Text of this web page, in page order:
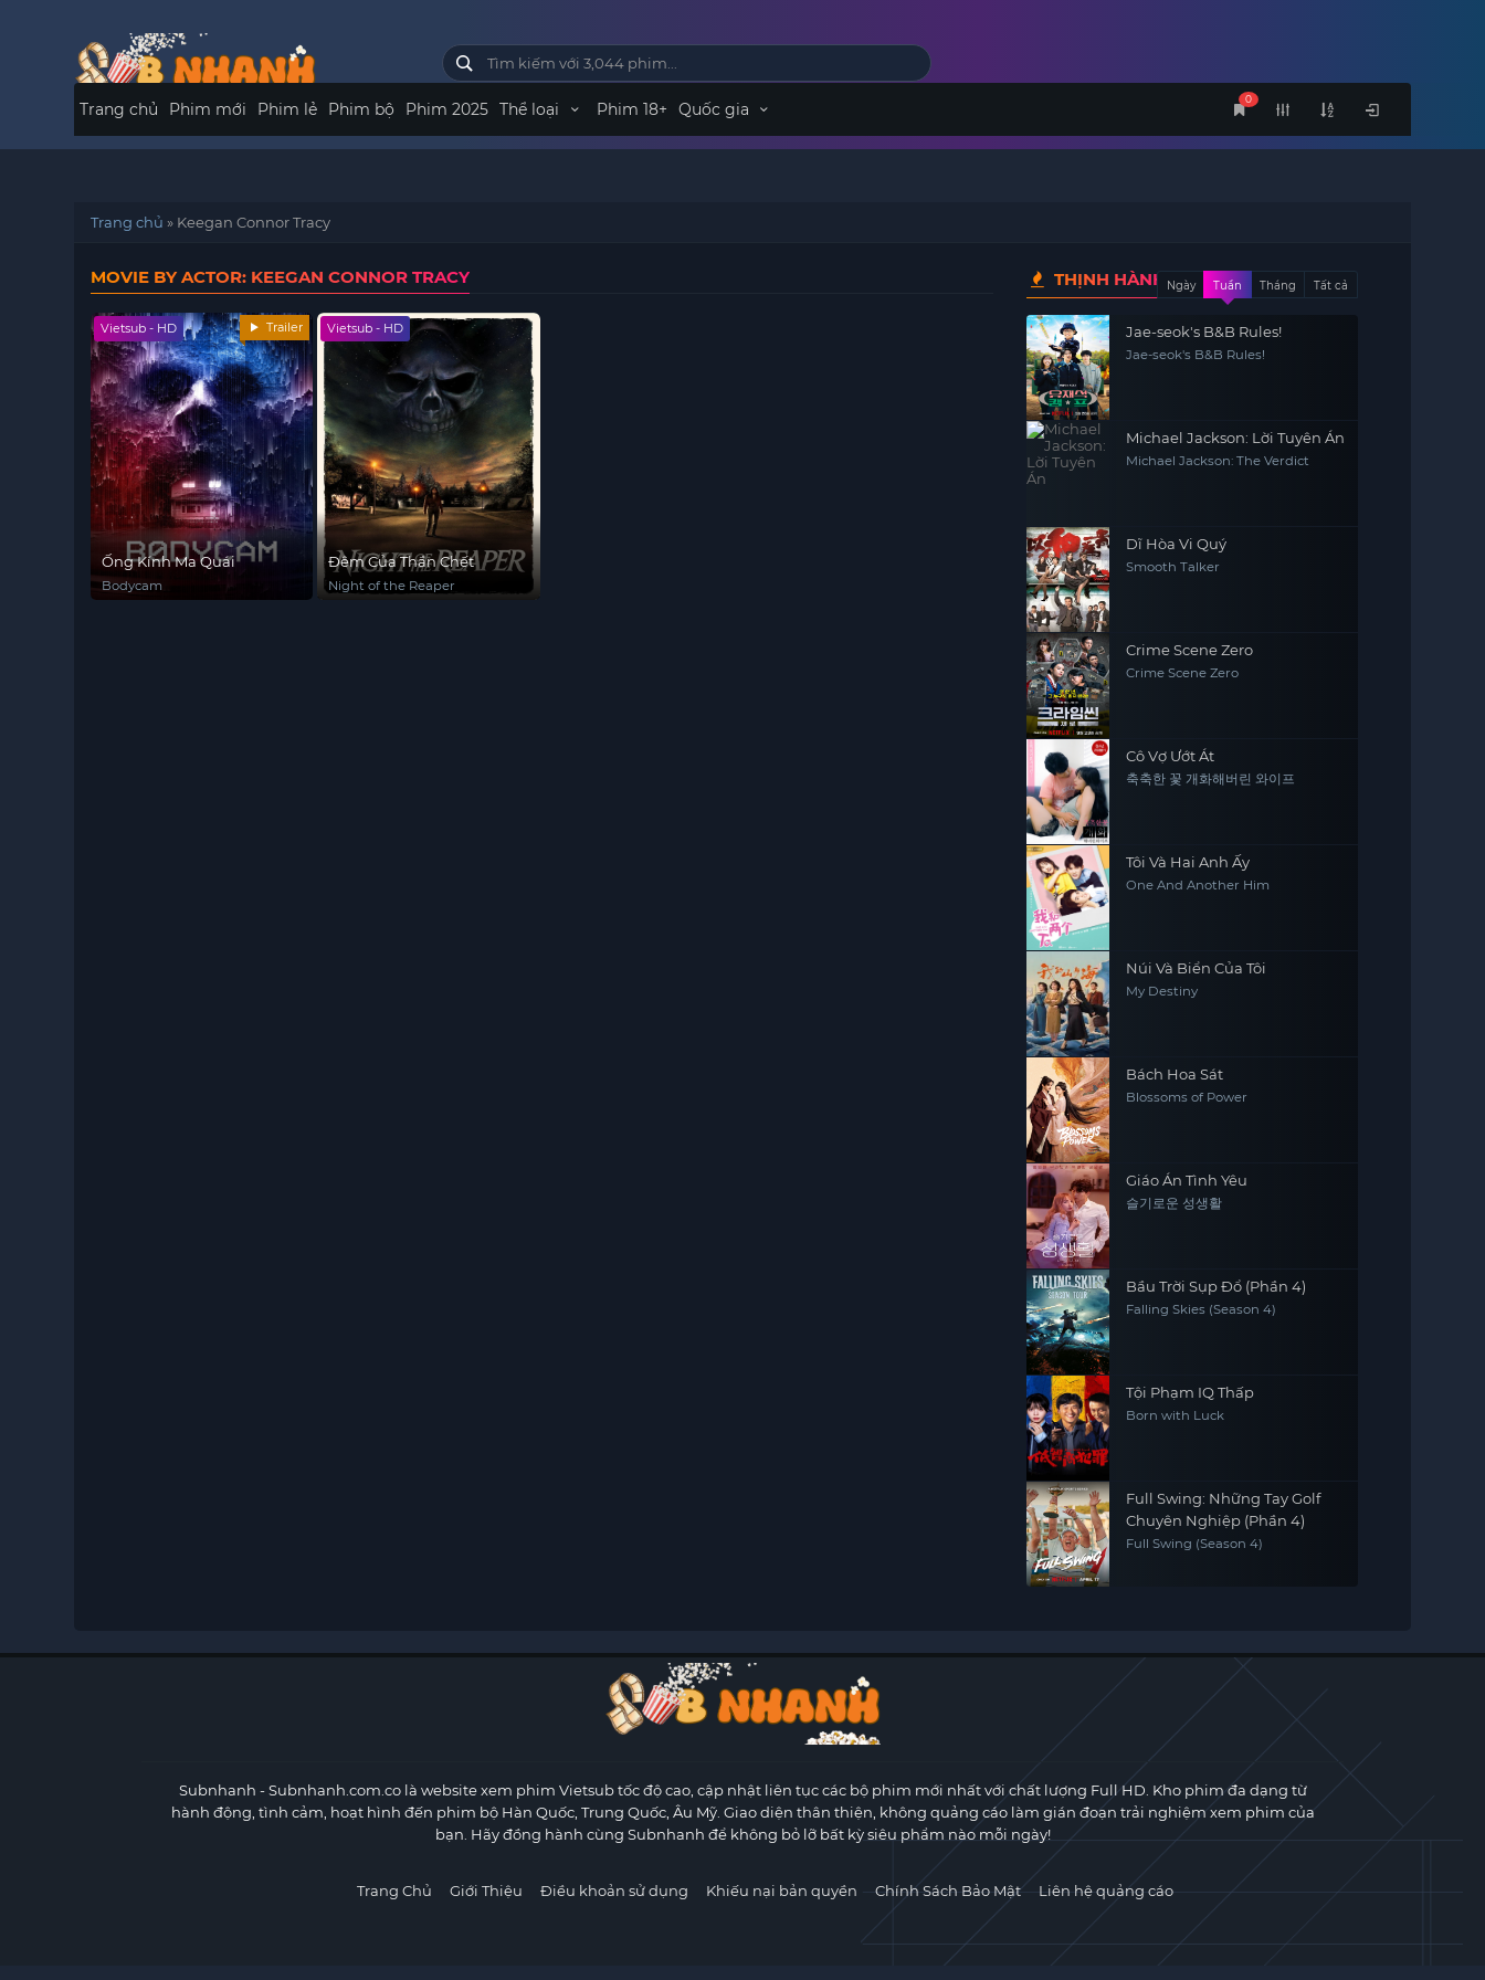
0
Trang chủ Phim mới Phim lẻ Phim bộ Phim 2025 Thể loại Phim 18+ Quốc gia
Trang chủ » Keegan Connor Tracy
MOVIE BY ACTOR: KEEGAN CONNOR TRACY
Vietsub - HD Trailer
Ống Kính Ma Quái
Bodycam
Vietsub - HD
Đêm Của Thần Chết
Night of the Reaper
THỊNH HÀNHNgày Tuần Tháng Tất cả
Jae-seok's B&B Rules!
Jae-seok's B&B Rules!
Michael Jackson: Lời Tuyên Án
Michael Jackson: The Verdict
Dĩ Hòa Vi Quý
Smooth Talker
Crime Scene Zero
Crime Scene Zero
Cô Vợ Ướt Át
축축한 꽃 개화해버린 와이프
Tôi Và Hai Anh Ấy
One And Another Him
Núi Và Biển Của Tôi
My Destiny
Bách Hoa Sát
Blossoms of Power
Giáo Án Tình Yêu
슬기로운 성생활
Bầu Trời Sụp Đổ (Phần 4)
Falling Skies (Season 4)
Tội Phạm IQ Thấp
Born with Luck
Full Swing: Những Tay Golf
Chuyên Nghiệp (Phần 4)
Full Swing (Season 4)
Subnhanh - Subnhanh.com.co là website xem phim Vietsub tốc độ cao, cập nhật liên tục các bộ phim mới nhất với chất lượng Full HD. Kho phim đa dạng từ
hành động, tình cảm, hoạt hình đến phim bộ Hàn Quốc, Trung Quốc, Âu Mỹ. Giao diện thân thiện, không quảng cáo làm gián đoạn trải nghiệm xem phim của
bạn. Hãy đồng hành cùng Subnhanh để không bỏ lỡ bất kỳ siêu phẩm nào mỗi ngày!
Trang Chủ Giới Thiệu Điều khoản sử dụng Khiếu nại bản quyền Chính Sách Bảo Mật Liên hệ quảng cáo